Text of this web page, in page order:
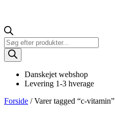
Products
search
Danskejet webshop
Levering 1-3 hverage
Forside / Varer tagged “c-vitamin”